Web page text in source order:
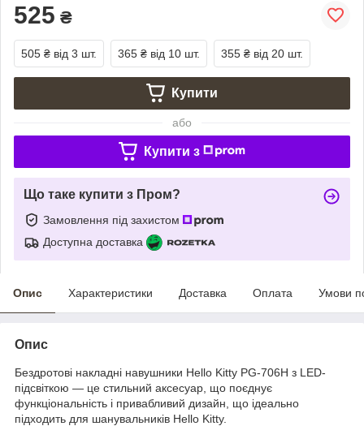
525 ₴
505 ₴ від 3 шт. 365 ₴ від 10 шт. 355 ₴ від 20 шт.
Купити
або
Купити з
Що таке купити з Пром?
Замовлення під захистом
Доступна доставка
Опис Характеристики Доставка Оплата Умови
Опис
Бездротові накладні навушники Hello Kitty PG-706H з LED-
підсвіткою — це стильний аксесуар, що поєднує
функціональність і привабливий дизайн, що ідеально
підходить для шанувальників Hello Kitty.